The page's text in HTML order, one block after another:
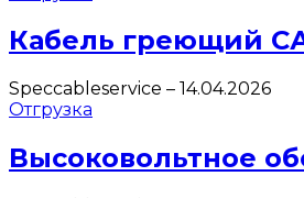
Кабель греющий
Speccableservice – 14.04.2026
Отгрузка
Высоковольтное